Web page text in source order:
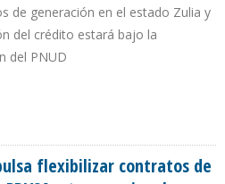
de generación en el estado Zulia y
del crédito estará bajo la
del PNUD
flexibilizar contratos de